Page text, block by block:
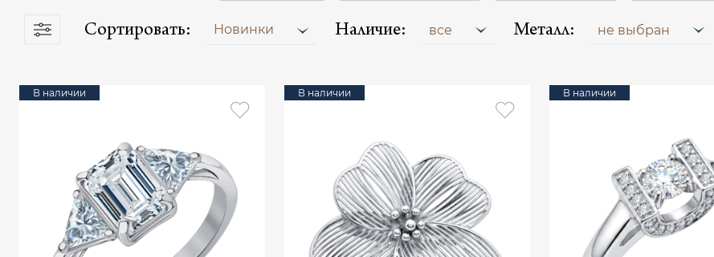
Сортировать: Новинки Наличие: все Металл: не выбран
В наличии В наличии В наличии